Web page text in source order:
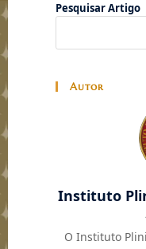
Pesquisar Artigo
Autor
Instituto
O Instituto